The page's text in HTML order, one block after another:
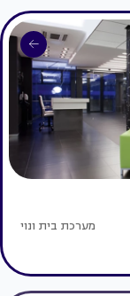
מערכת בית ונוי